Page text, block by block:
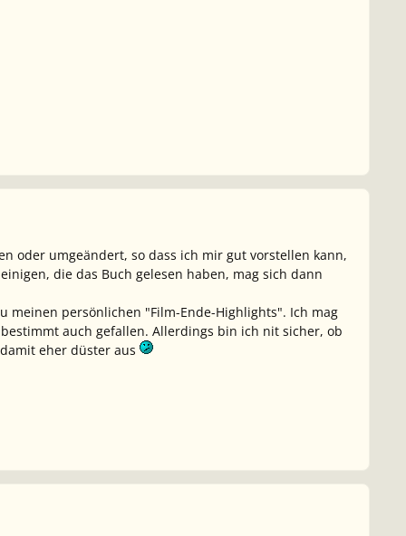
oder umgeändert, so dass ich mir gut vorstellen kann,
die das Buch gelesen haben, mag sich dann
meinen persönlichen "Film-Ende-Highlights". Ich mag
auch gefallen. Allerdings bin ich nit sicher, ob
eher düster aus